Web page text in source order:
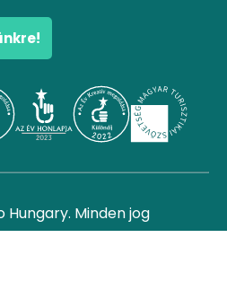
Minden jog